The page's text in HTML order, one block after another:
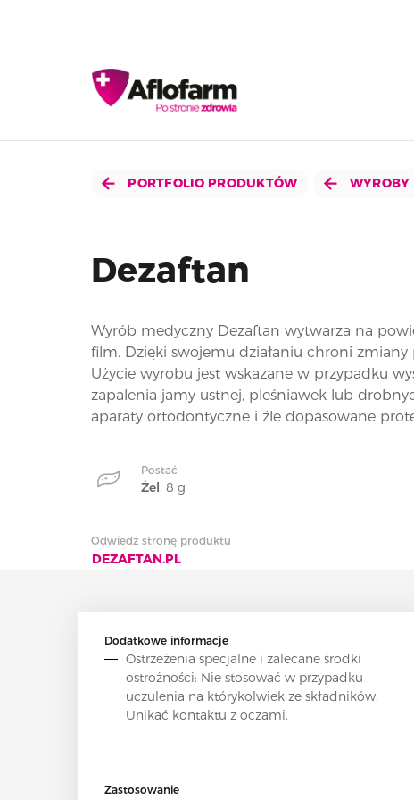
PORTFOLIO PRODUKTÓW WYROBY
Dezaftan
Wyrób medyczny Dezaftan wytwarza na
film. Dzięki swojemu działaniu chroni
Użycie wyrobu jest wskazane w przypadku
zapalenia jamy ustnej, pleśniawek lub
aparaty ortodontyczne i źle dopasowane
Postać
Żel. 8 g
Odwiedź stronę produktu
DEZAFTAN.PL
Dodatkowe informacje
Ostrzeżenia specjalne i zalecane środki
ostrożności: Nie stosować w przypadku
uczulenia na którykolwiek ze składników.
Unikać kontaktu z oczami.
Zastosowanie